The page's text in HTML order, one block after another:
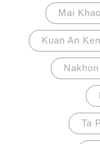
ของเมืองมิวนิค
Mai
Kuan An
Ta